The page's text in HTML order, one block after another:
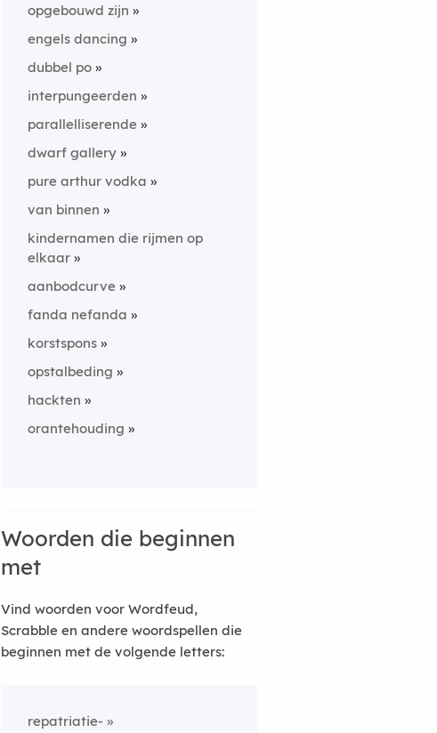
opgebouwd zijn
engels dancing
dubbel po
interpungeerden
parallelliserende
dwarf gallery
pure arthur vodka
van binnen
kindernamen die rijmen op
elkaar
aanbodcurve
fanda nefanda
korstspons
opstalbeding
hackten
orantehouding
Woorden die beginnen
met
Vind woorden voor Wordfeud,
Scrabble en andere woordspellen die
beginnen met de volgende letters:
repatriatie-